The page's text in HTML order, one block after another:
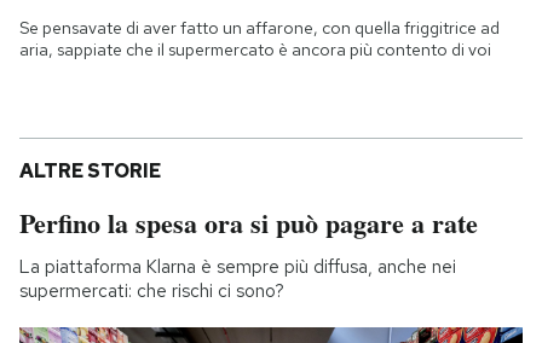
Se pensavate di aver fatto un affarone, con quella friggitrice ad
aria, sappiate che il supermercato è ancora più contento di voi
ALTRE STORIE
Perfino la spesa ora si può pagare a rate
La piattaforma Klarna è sempre più diffusa, anche nei
supermercati: che rischi ci sono?